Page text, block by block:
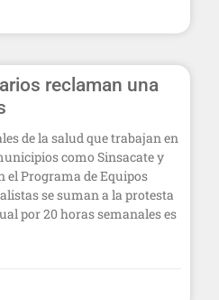
reclaman una
de la salud que trabajan en
como Sinsacate y
el Programa de Equipos
se suman a la protesta
por 20 horas semanales es